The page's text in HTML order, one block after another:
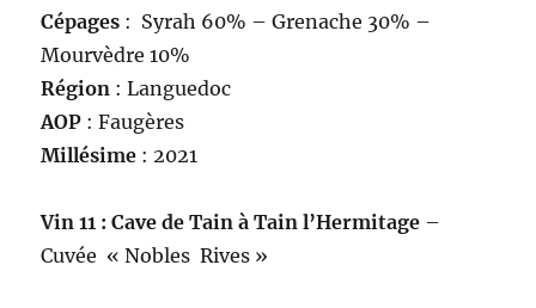
Cépages : Syrah 60% – Grenache 30% –
Mourvèdre 10%
Région : Languedoc
AOP : Faugères
Millésime : 2021
Vin 11 : Cave de Tain à Tain l’Hermitage –
Cuvée « Nobles Rives »